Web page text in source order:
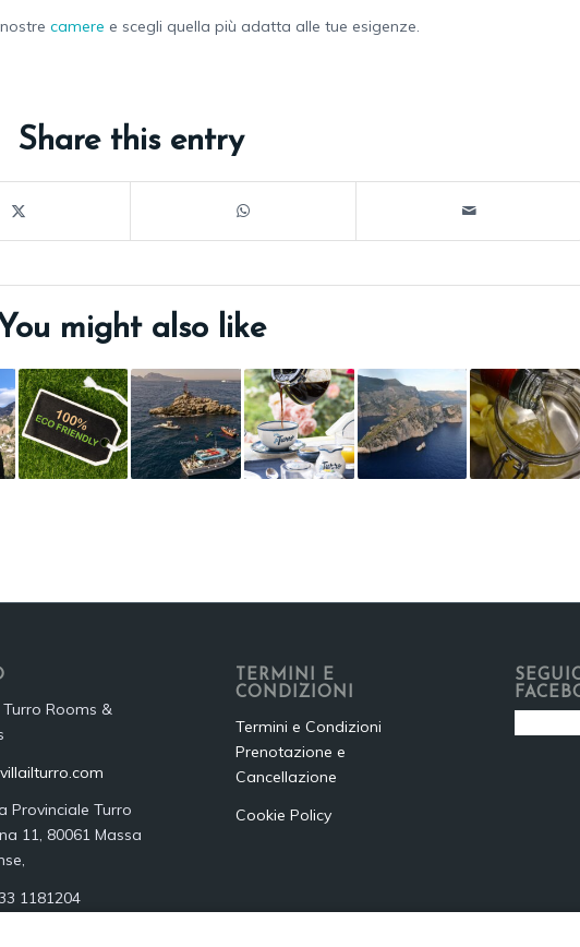
camere e scegli quella più adatta alle tue esigenze.
Share this entry
You might also like
Turro Rooms &
Provinciale Turro
11, 80061 Massa
1181204‬
TERMINI E
CONDIZIONI
Termini e Condizioni
Prenotazione e
Cancellazione
Cookie Policy